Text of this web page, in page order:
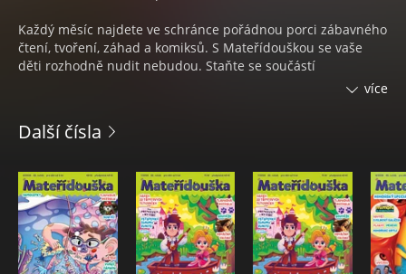
Každý měsíc najdete ve schránce pořádnou porci zábavného
čtení, tvoření, záhad a komiksů. S Mateřídouškou se vaše
děti rozhodně nudit nebudou. Staňte se součástí
nejoblíbenějšího časopisu a jeho příběhů, který oslovuje děti
Počet stran: 40
Šéfredaktor: Zuzana Pavésková
Halloweenský speciál. Staň se detektivem. Strašidelné úkoly.
Hrůza, strach, napětí.
Dýňová zahrada. Hvězda Adéla Zouharová. Děsivé
vystřihovánky. Soutěže, záhady, luštění, omalovánky.
více
Další čísla